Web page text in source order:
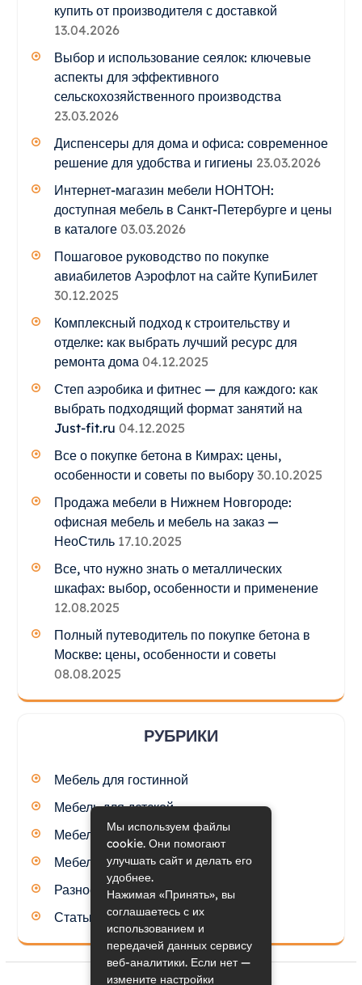
купить от производителя с доставкой
13.04.2026
Выбор и использование сеялок: ключевые
аспекты для эффективного
сельскохозяйственного производства
23.03.2026
Диспенсеры для дома и офиса: современное
решение для удобства и гигиены 23.03.2026
Интернет-магазин мебели НОНТОН:
доступная мебель в Санкт-Петербурге и цены
в каталоге 03.03.2026
Пошаговое руководство по покупке
авиабилетов Аэрофлот на сайте КупиБилет
30.12.2025
Комплексный подход к строительству и
отделке: как выбрать лучший ресурс для
ремонта дома 04.12.2025
Степ аэробика и фитнес — для каждого: как
выбрать подходящий формат занятий на
Just-fit.ru 04.12.2025
Все о покупке бетона в Кимрах: цены,
особенности и советы по выбору 30.10.2025
Продажа мебели в Нижнем Новгороде:
офисная мебель и мебель на заказ —
НеоСтиль 17.10.2025
Все, что нужно знать о металлических
шкафах: выбор, особенности и применение
12.08.2025
Полный путеводитель по покупке бетона в
Москве: цены, особенности и советы
08.08.2025
РУБРИКИ
Мебель для гостинной
Мебель для детской
Мебель для кухни
Мебель для спальни
Разное
Статьи
Мы используем файлы
cookie. Они помогают
улучшать сайт и делать его
удобнее.
Нажимая «Принять», вы
соглашаетесь с их
использованием и
передачей данных сервису
веб-аналитики. Если нет —
измените настройки